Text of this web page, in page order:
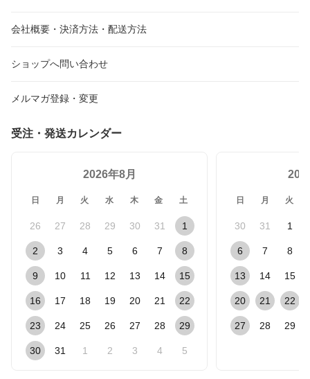
会社概要・決済方法・配送方法
ショップへ問い合わせ
メルマガ登録・変更
受注・発送カレンダー
2026年8月
日 月 火 水 木 金 土
26 27 28 29 30 31 1
2 3 4 5 6 7 8
9 10 11 12 13 14 15
16 17 18 19 20 21 22
23 24 25 26 27 28 29
30 31 1 2 3 4 5
日 月 火
30 31 1
6 7 8
13 14 15
20 21 22
27 28 29